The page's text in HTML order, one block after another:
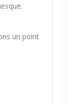
un point